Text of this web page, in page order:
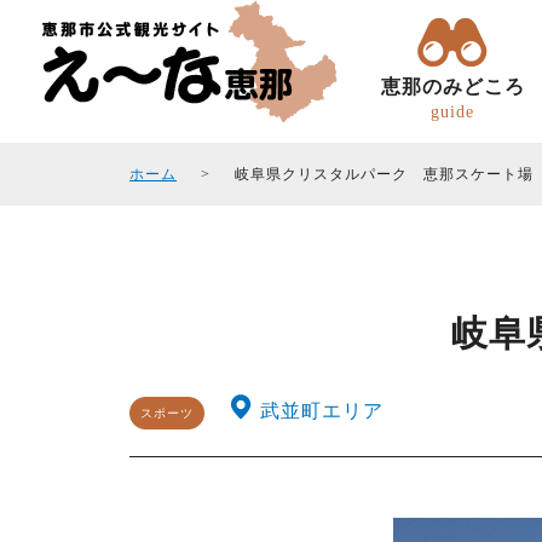
恵那のみどころ
guide
トコトコ恵ちゃん(バスツアー)
ホーム 岐阜県クリスタルパーク 恵那スケート場
岐阜
スポーツ 武並町エリア